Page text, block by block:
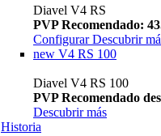
Diavel V4 RS
PVP Recomendado:
Configurar Descubrir
new V4 RS 100
Diavel V4 RS 100
PVP Recomendado
Descubrir más
Historia